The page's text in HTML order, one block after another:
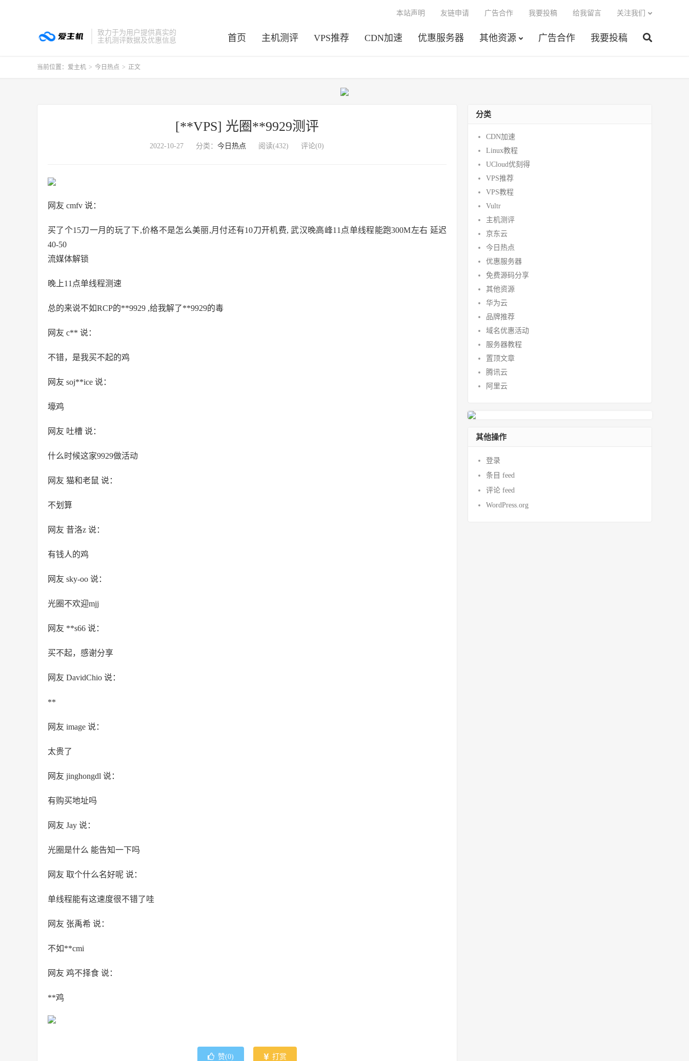
致力于为用户提供真实的
主机测评数据及优惠信息
首页 主机测评 VPS推荐 CDN加速 优惠服务器 其他资源 广告合作 我要投稿
本站声明 友链申请 广告合作 我要投稿 给我留言 关注我们
当前位置： 爱主机 > 今日热点 > 正文
[**VPS] 光圈**9929测评
2022-10-27 分类： 今日热点 阅读(432) 评论(0)
网友 cmfv 说：
买了个15刀一月的玩了下,价格不是怎么美丽,月付还有10刀开机费, 武汉晚高峰11点单线程能跑300M左右 延迟
40-50
流媒体解锁
晚上11点单线程测速
总的来说不如RCP的**9929 ,给我解了**9929的毒
网友 c** 说：
不错，是我买不起的鸡
网友 soj**ice 说：
壕鸡
网友 吐槽 说：
什么时候这家9929做活动
网友 猫和老鼠 说：
不划算
网友 昔洛z 说：
有钱人的鸡
网友 sky-oo 说：
光圈不欢迎mjj
网友 **s66 说：
买不起，感谢分享
网友 DavidChio 说：
**
网友 image 说：
太贵了
网友 jinghongdl 说：
有购买地址吗
网友 Jay 说：
光圈是什么 能告知一下吗
网友 取个什么名好呢 说：
单线程能有这速度很不错了哇
网友 张禹希 说：
不如**cmi
网友 鸡不择食 说：
**鸡
赞(0) 打赏
分类
CDN加速
Linux教程
UCloud优刻得
VPS推荐
VPS教程
Vultr
主机测评
京东云
今日热点
优惠服务器
免费源码分享
其他资源
华为云
品牌推荐
域名优惠活动
服务器教程
置顶文章
腾讯云
阿里云
其他操作
登录
条目 feed
评论 feed
WordPress.org